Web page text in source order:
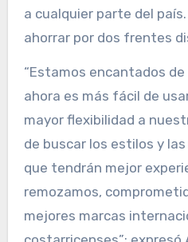
a cualquier parte del
ahorrar por dos frentes
“Estamos encantados
ahora es más fácil de
mayor flexibilidad a
de buscar los estilos y
que tendrán mejor
remozamos,
mejores marcas